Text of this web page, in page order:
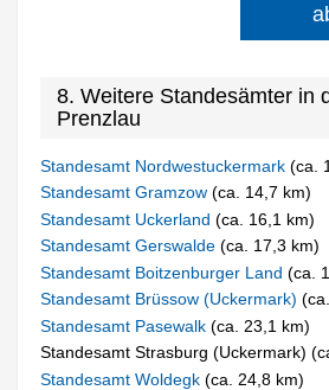
8. Weitere Standesämter in
Prenzlau
Standesamt Nordwestuckermark(ca.
Standesamt Gramzow(ca. 14,7 km)
Standesamt Uckerland(ca. 16,1 km)
Standesamt Gerswalde(ca. 17,3 km)
Standesamt Boitzenburger Land(ca.
Standesamt Brüssow (Uckermark)
Standesamt Pasewalk(ca. 23,1 km)
Standesamt Strasburg (Uckermark)
Standesamt Woldegk(ca. 24,8 km)